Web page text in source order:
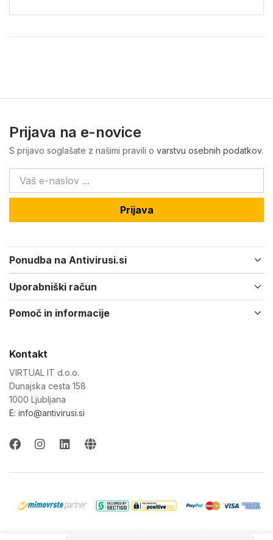
Prijava na e-novice
S prijavo soglašate z našimi pravili o varstvu osebnih podatkov.
Prijava
Ponudba na Antivirusi.si
Uporabniški račun
Pomoč in informacije
Kontakt
VIRTUAL IT d.o.o.
Dunajska cesta 158
1000 Ljubljana
E: info@antivirusi.si